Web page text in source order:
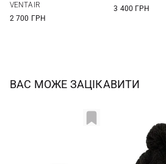
VENTAIR
2 700 ГРН
3 400 ГРН
ВАС МОЖЕ ЗАЦІКАВИТИ